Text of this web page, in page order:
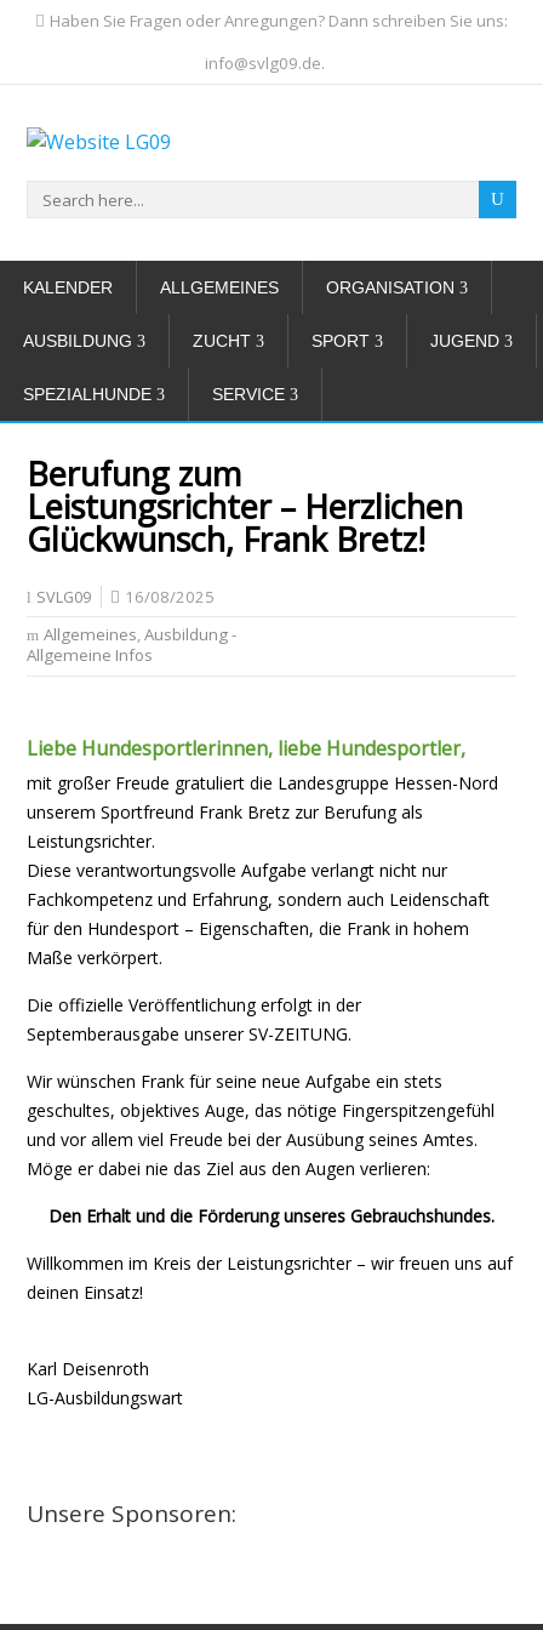
Haben Sie Fragen oder Anregungen? Dann schreiben Sie uns:
info@svlg09.de.
KALENDER ALLGEMEINES ORGANISATION
AUSBILDUNG ZUCHT SPORT JUGEND
SPEZIALHUNDE SERVICE
Berufung zum
Leistungsrichter – Herzlichen
Glückwunsch, Frank Bretz!
SVLG09
16/08/2025
Allgemeines,Ausbildung -
Allgemeine Infos
Liebe Hundesportlerinnen, liebe Hundesportler,
mit großer Freude gratuliert die Landesgruppe Hessen-Nord
unserem Sportfreund Frank Bretz zur Berufung als
Leistungsrichter.
Diese verantwortungsvolle Aufgabe verlangt nicht nur
Fachkompetenz und Erfahrung, sondern auch Leidenschaft
für den Hundesport – Eigenschaften, die Frank in hohem
Maße verkörpert.
Die offizielle Veröffentlichung erfolgt in der
Septemberausgabe unserer SV-ZEITUNG.
Wir wünschen Frank für seine neue Aufgabe ein stets
geschultes, objektives Auge, das nötige Fingerspitzengefühl
und vor allem viel Freude bei der Ausübung seines Amtes.
Möge er dabei nie das Ziel aus den Augen verlieren:
Den Erhalt und die Förderung unseres Gebrauchshundes.
Willkommen im Kreis der Leistungsrichter – wir freuen uns auf
deinen Einsatz!
Karl Deisenroth
LG-Ausbildungswart
Unsere Sponsoren: